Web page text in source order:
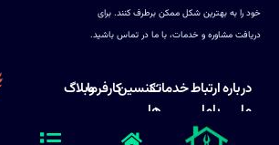
خود را به بهترین شکل ممکن برطرف کنند. برای
دریافت مشاوره و خدمات، با ما در تماس باشید.
درباره
ما
ارتباط
باما
خدماتتکنسین
ها
کارفرماوبلاگ